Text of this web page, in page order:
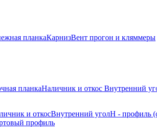
планкаКарнизВент прогон и кляммеры
планкаНаличник и откос Внутренний
и откосВнутренний уголH - профиль
профиль